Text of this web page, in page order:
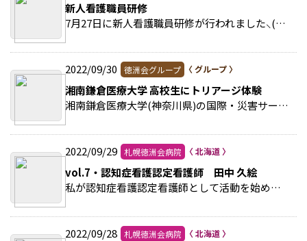
新人看護職員研修
7月27日に新人看護職員研修が行われました⸜(๑'ᵕ'๑)⸝本日の研修項目は「がん化学療法」・「TCLS 急変時の対応」・「心電図の取り方」についてでした。 >>続きを読む
2022/09/30 徳洲会グループ
湘南鎌倉医療大学 高校生にトリアージ体験
湘南鎌倉医療大学(神奈川県)の国際・災害サークルは8月11日、NPO法人TMAT(徳洲会医療救援隊)の全面協力により、高校生向けにトリアージ(緊急度・重症度選別)体験イベントを開催した… >>続きを読む
2022/09/29 札幌徳洲会病院
vol.7・認知症看護認定看護師 田中 久絵
私が認知症看護認定看護師として活動を始めて6年が経ちました。認定看護師の研修に行く前は、小児科病棟に勤務していたため、認知症の方への対応に戸惑いがありましたが、認知症ケア… >>続きを読む
2022/09/28 札幌徳洲会病院